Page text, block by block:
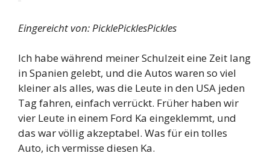
Eingereicht von: PicklePicklesPickles
Ich habe während meiner Schulzeit eine Zeit lang
in Spanien gelebt, und die Autos waren so viel
kleiner als alles, was die Leute in den USA jeden
Tag fahren, einfach verrückt. Früher haben wir
vier Leute in einem Ford Ka eingeklemmt, und
das war völlig akzeptabel. Was für ein tolles
Auto, ich vermisse diesen Ka.